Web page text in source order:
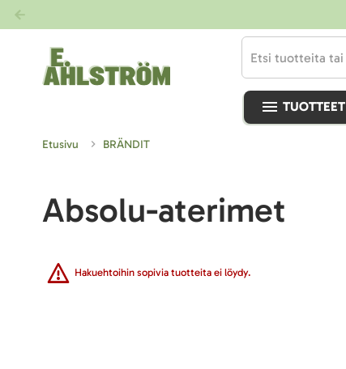
TUOTTEET
Etusivu BRÄNDIT
Absolu-aterimet
Hakuehtoihin sopivia tuotteita ei löydy.